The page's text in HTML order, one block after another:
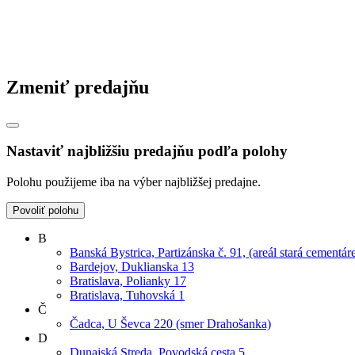
Zmeniť predajňu
Nastaviť najbližšiu predajňu podľa polohy
Polohu použijeme iba na výber najbližšej predajne.
Povoliť polohu
B
Banská Bystrica, Partizánska č. 91, (areál stará
Bardejov, Duklianska 13
Bratislava, Polianky 17
Bratislava, Tuhovská 1
Č
Čadca, U Ševca 220 (smer Drahošanka)
D